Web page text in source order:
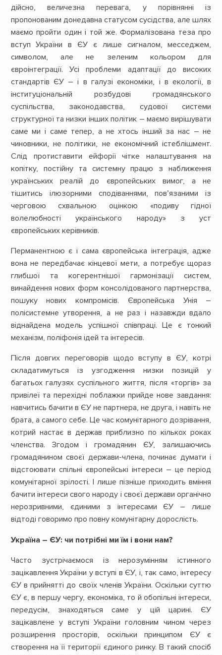
дійсно, величезна перевага, у порівнянні із
пропонованим донедавна статусом сусідства, але шлях
маємо пройти один і той же. Формалізована теза про
вступ України в ЄУ є лише сигналом, месседжем,
символом, але не зеленим кольором для
євроінтеграції. Усі проблеми адаптації до високих
стандартів ЄУ – і в галузі економіки, і в екології, в
інституціональній розбудові громадянського
суспільства, законодавства, судової системи
структурної та низки інших політик – маємо вирішувати
саме ми і саме тепер, а не хтось інший за нас – не
чиновники, не політики, не економічний істеблішмент.
Слід протиставити ейфорії чітке налаштування на
копітку, постійну та системну працю з наближення
українських реалій до європейських вимог, а не
тішитись ілюзорними сподіваннями, пов’язаними із
черговою схвальною оцінкою «подиву гідної
волелюбності українського народу» з уст
європейських керівників.
Перманентною є і сама європейська інтеграція, адже
вона не передбачає кінцевої мети, а потребує щораз
глибшої та когерентнішої гармонізації систем,
винайдення нових форм консолідованого партнерства,
пошуку нових компромісів. Європейська Унія –
полісистемне утворення, а не раз і назавжди вдало
віднайдена модель успішної співпраці. Це є тонкий
механізм, поліфонія ідей та інтересів.
Після довгих переговорів щодо вступу в ЄУ, котрі
складатимуться із узгодження низки позицій у
багатьох галузях суспільного життя, після «торгів» за
привілеї та перехідні поблажки прийде нове завдання:
навчитись бачити в ЄУ не партнера, не друга, і навіть не
брата, а самого себе. Це час комунітарного дозрівання,
котрий настає в держав приблизно по кількох роках
членства. Згодом і громадянин ЄУ, залишаючись
громадянином своєї держави-члена, починає думати і
відстоювати спільні європейські інтереси – це період
комунітарної зрілості. І лише пізніше приходить вміння
бачити інтереси свого народу і своєї держави органічно
нерозривними, єдиними з інтересами ЄУ – лише
відтоді говоримо про повну комунітарну дорослість.
Україна – ЄУ: чи потрібні ми їм і вони нам?
Часто зустрічаємося із нерозумінням істинного
зацікавлення України у вступі в ЄУ, і, так само, інтересу
ЄУ в прийнятті до своїх членів України. Оскільки суттю
ЄУ є, в першу чергу, економіка, то й обопільні інтереси,
передусім, знаходяться саме у цій царині. ЄУ
зацікавлене у вступі України головним чином через
розширення просторів, оскільки принципом ЄУ є
створення на її території єдиного ринку. В такий спосіб